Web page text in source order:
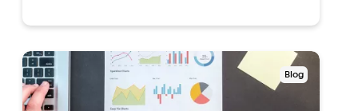
platform stelt werknemers in staat om
rechtstreeks toega…
Blog